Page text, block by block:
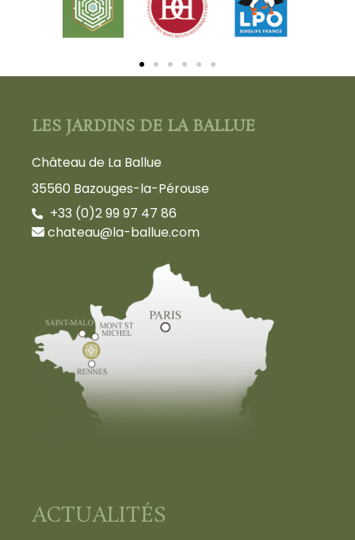
LES JARDINS DE LA BALLUE
Château de La Ballue
35560 Bazouges-la-Pérouse
+33 (0)2 99 97 47 86
chateau@la-ballue.com
ACTUALITÉS